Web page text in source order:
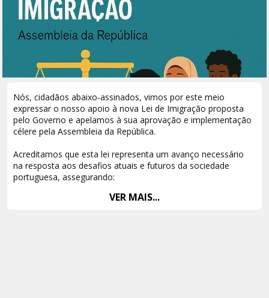
Nós, cidadãos abaixo-assinados, vimos por este meio
expressar o nosso apoio à nova Lei de Imigração proposta
pelo Governo e apelamos à sua aprovação e implementação
célere pela Assembleia da República.
Acreditamos que esta lei representa um avanço necessário
na resposta aos desafios atuais e futuros da sociedade
portuguesa, assegurando:
Maior dignidade e proteção dos direitos humanos de quem
VER MAIS...